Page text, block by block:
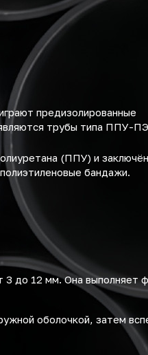
предизолированные
трубы типа ППУ-
(ППУ) и
бандажи.
3 до 12 мм. Она выполняет
оболочкой, затем